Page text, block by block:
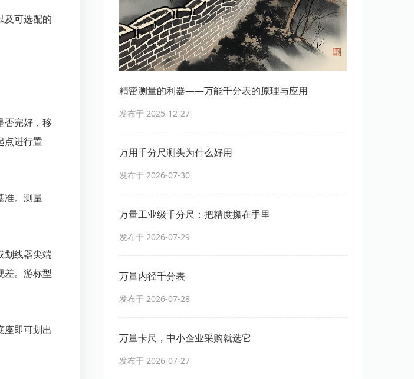
及可选配的
否完好，移
点进行置
准。测量
划线器尖端
差。游标型
座即可划出
精密测量的利器——万能千分表的原理与应用
发布于 2025-12-27
万用千分尺测头为什么好用
发布于 2026-07-30
万量工业级千分尺：把精度攥在手里
发布于 2026-07-29
万量内径千分表
发布于 2026-07-28
万量卡尺，中小企业采购就选它
发布于 2026-07-27